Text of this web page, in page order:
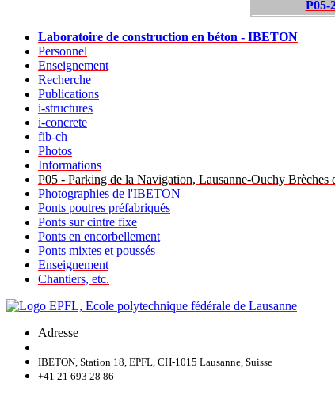
P05-
Laboratoire de construction en béton - IBETON
Personnel
Enseignement
Recherche
Publications
i-structures
i-concrete
fib-ch
Photos
Informations
P05 - Parking de la Navigation, Lausanne-Ouchy Brèches
Photographies de l'IBETON
Ponts poutres préfabriqués
Ponts sur cintre fixe
Ponts en encorbellement
Ponts mixtes et poussés
Enseignement
Chantiers, etc.
Adresse
IBETON, Station 18, EPFL, CH-1015 Lausanne, Suisse
+41 21 693 28 86